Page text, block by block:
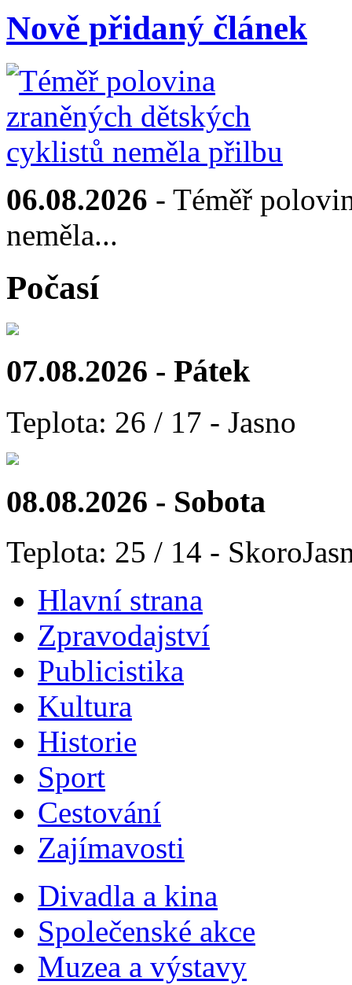
Nově přidaný článek
06.08.2026 - Téměř
neměla...
Počasí
07.08.2026 - Pátek
Teplota: 26 / 17 - Jasno
08.08.2026 - Sobota
Teplota: 25 / 14 -
Hlavní strana
Zpravodajství
Publicistika
Kultura
Historie
Sport
Cestování
Zajímavosti
Divadla a kina
Společenské akce
Muzea a výstavy